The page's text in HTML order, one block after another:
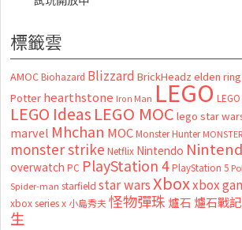
標籤雲
AMOC Biohazard Blizzard BrickHeadz elden ring
Potter hearthstone Iron Man LEGO
LEGO Ideas LEGO MOC lego star
marvel Mhchan MOC Monster Hunter
monster strike Netflix Nintendo
overwatch PC PlayStation 4 PlayStation 5
Spider-man starfield star warsXboxxbox
xbox series x 小島秀夫怪物彈珠 爐石 爐石戰記
生